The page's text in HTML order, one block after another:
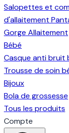
Salopettes et
d'allaitement
Gorge Allaitement
Bébé
Casque anti bruit
Trousse de soin
Bijoux
Bola de grossesse
Tous les produits
Compte